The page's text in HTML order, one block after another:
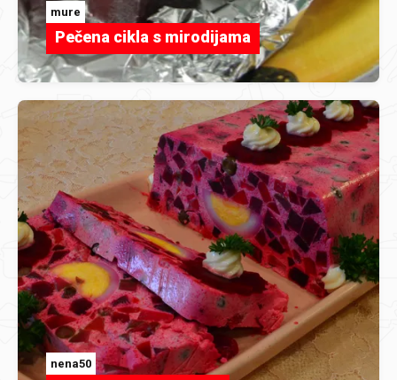
mure
Pečena cikla s mirodijama
nena50